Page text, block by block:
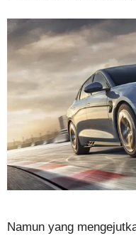
Namun yang